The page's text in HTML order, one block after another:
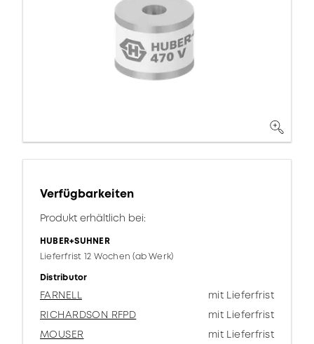
Verfügbarkeiten
Produkt erhältlich bei:
HUBER+SUHNER
Lieferfrist 12 Wochen (ab Werk)
Distributor
FARNELL
mit Lieferfrist
RICHARDSON RFPD
mit Lieferfrist
MOUSER
mit Lieferfrist